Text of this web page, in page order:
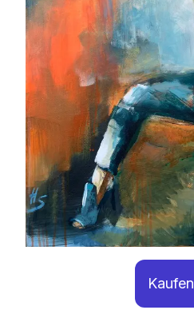
Kaufen